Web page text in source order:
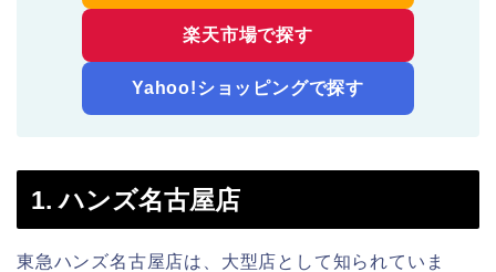
楽天市場で探す
Yahoo!ショッピングで探す
1. ハンズ名古屋店
東急ハンズ名古屋店は、大型店として知られていま